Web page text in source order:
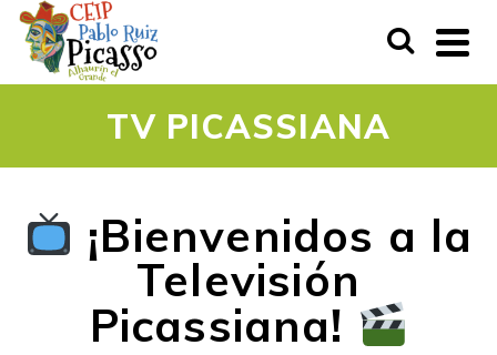
TV PICASSIANA
¡Bienvenidos a la
Televisión
Picassiana!